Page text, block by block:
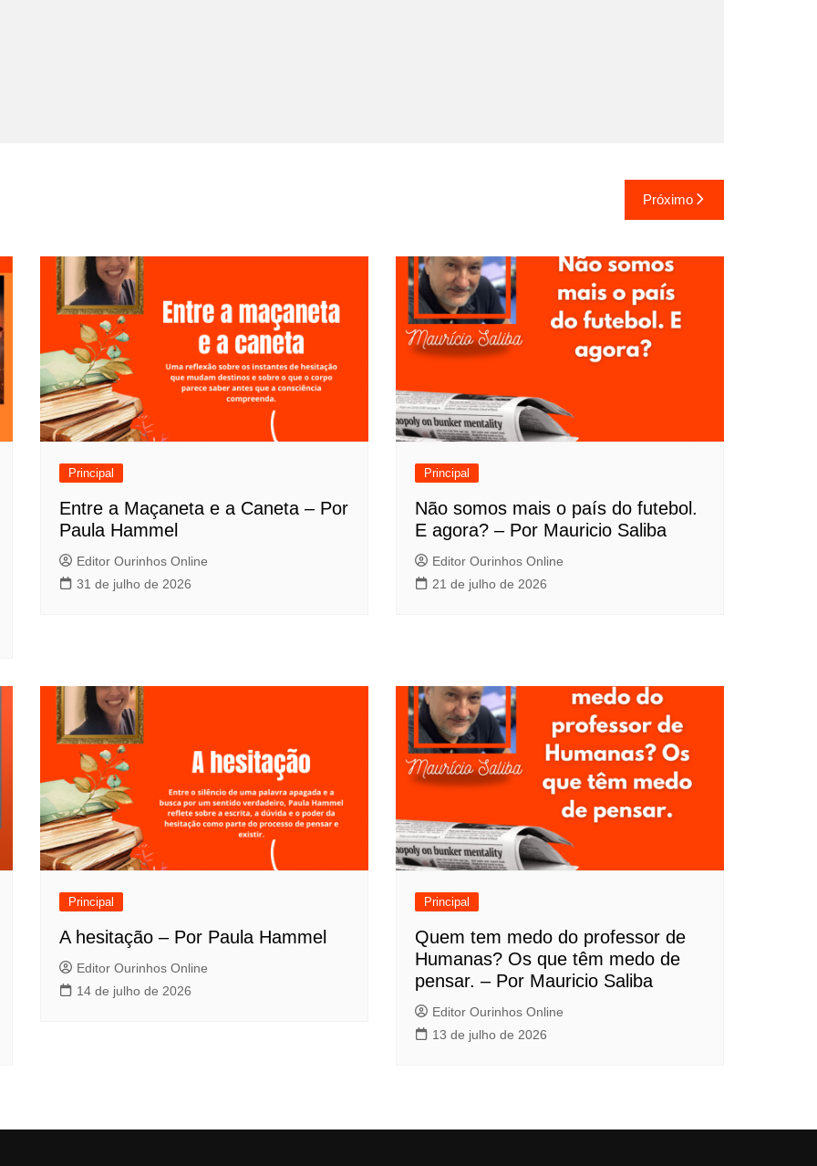
Próximo
Principal
Entre a Maçaneta e a Caneta – Por
Paula Hammel
Editor Ourinhos Online
31 de julho de 2026
Principal
Não somos mais o país do futebol.
E agora? – Por Mauricio Saliba
Editor Ourinhos Online
21 de julho de 2026
Principal
A hesitação – Por Paula Hammel
Editor Ourinhos Online
14 de julho de 2026
Principal
Quem tem medo do professor de
Humanas? Os que têm medo de
pensar. – Por Mauricio Saliba
Editor Ourinhos Online
13 de julho de 2026